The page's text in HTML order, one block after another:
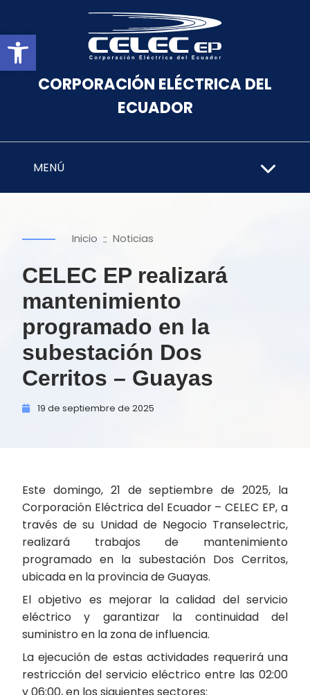
Abrir barra de herramientas
CORPORACIÓN ELÉCTRICA DEL
ECUADOR
MENÚ
Inicio :: Noticias
CELEC EP realizará
mantenimiento
programado en la
subestación Dos
Cerritos – Guayas
19 de septiembre de 2025
Este domingo, 21 de septiembre de 2025, la
Corporación Eléctrica del Ecuador – CELEC EP, a
través de su Unidad de Negocio Transelectric,
realizará trabajos de mantenimiento
programado en la subestación Dos Cerritos,
ubicada en la provincia de Guayas.
El objetivo es mejorar la calidad del servicio
eléctrico y garantizar la continuidad del
suministro en la zona de influencia.
La ejecución de estas actividades requerirá una
restricción del servicio eléctrico entre las 02:00